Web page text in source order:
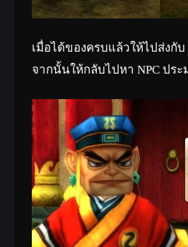
เมื่อได้ของครบแล้วให้ไปส่งกั
จากนั้นให้กลับไปหา NPC ปร